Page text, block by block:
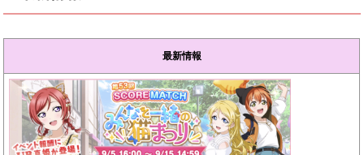
最新情報